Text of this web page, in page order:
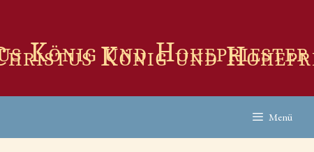
König und
Menü